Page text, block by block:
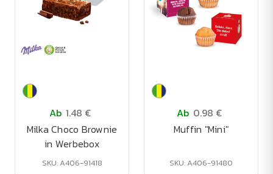
Ab 1.48 €
Milka Choco Brownie
in Werbebox
SKU: A406-91418
Ab 0.98 €
Muffin "Mini"
SKU: A406-91480